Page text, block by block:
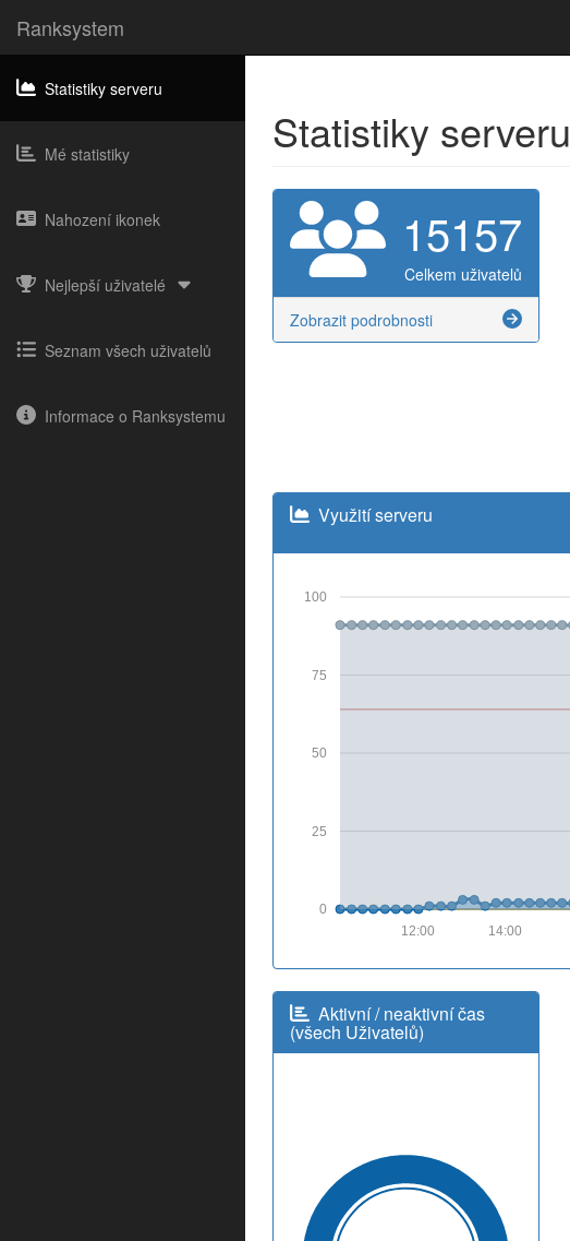
Ranksystem
Statistiky serveru
Mé statistiky
Nahození ikonek
Nejlepší uživatelé
Seznam všech uživatelů
Informace o Ranksystemu
Statistiky serveru
15157
Celkem uživatelů
Zobrazit podrobnosti
Využití serveru
0
25
50
75
100
14:00
12:00
Aktivní / neaktivní čas
(všech Uživatelů)